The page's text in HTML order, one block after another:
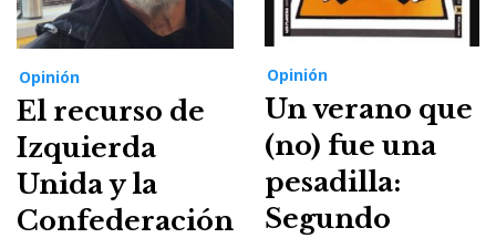
Opinión
El recurso de
Izquierda
Unida y la
Confederación
Opinión
Un verano que
(no) fue una
pesadilla:
Segundo